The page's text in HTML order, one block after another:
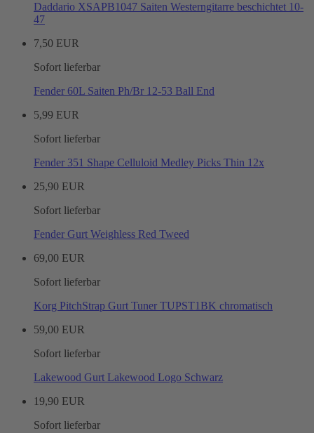
Daddario XSAPB1047 Saiten Westerngitarre beschichtet 10-
47
7,50 EUR
Sofort lieferbar
Fender 60L Saiten Ph/Br 12-53 Ball End
5,99 EUR
Sofort lieferbar
Fender 351 Shape Celluloid Medley Picks Thin 12x
25,90 EUR
Sofort lieferbar
Fender Gurt Weighless Red Tweed
69,00 EUR
Sofort lieferbar
Korg PitchStrap Gurt Tuner TUPST1BK chromatisch
59,00 EUR
Sofort lieferbar
Lakewood Gurt Lakewood Logo Schwarz
19,90 EUR
Sofort lieferbar